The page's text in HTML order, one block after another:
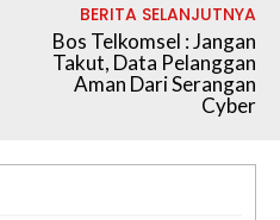
BERITA SELANJUTNYA
Bos Telkomsel : Jangan
Takut, Data Pelanggan
Aman Dari Serangan
Cyber